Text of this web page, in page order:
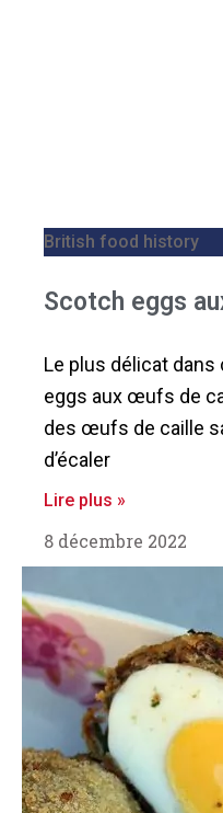
British food history
Scotch eggs
Le plus délicat
eggs aux œufs de
des œufs de caille
d’écaler
Lire plus »
8 décembre 2022